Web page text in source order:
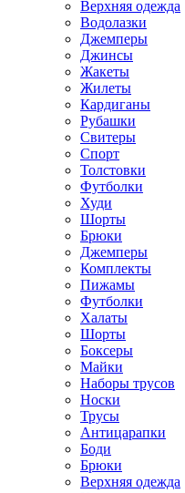
Верхняя одежда
Водолазки
Джемперы
Джинсы
Жакеты
Жилеты
Кардиганы
Рубашки
Свитеры
Спорт
Толстовки
Футболки
Худи
Шорты
Брюки
Джемперы
Комплекты
Пижамы
Футболки
Халаты
Шорты
Боксеры
Майки
Наборы трусов
Носки
Трусы
Антицарапки
Боди
Брюки
Верхняя одежда